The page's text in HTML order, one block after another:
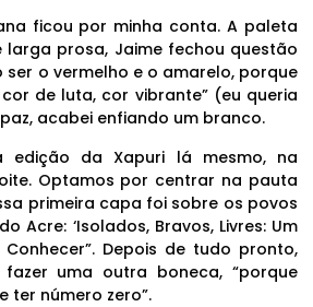
ficou por minha conta. A paleta
larga prosa, Jaime fechou questão
ser o vermelho e o amarelo, porque
de luta, cor vibrante” (eu queria
acabei enfiando um branco.
edição da Xapuri lá mesmo, na
Optamos por centrar na pauta
primeira capa foi sobre os povos
Acre: ‘Isolados, Bravos, Livres: Um
Depois de tudo pronto,
uma outra boneca, “porque
ter número zero”.